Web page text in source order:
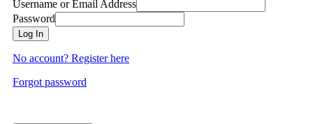
Username or Email Address
Password
Log In
No account? Register here
Forgot password